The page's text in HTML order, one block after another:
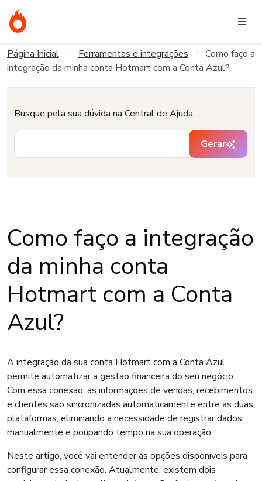
Página Inicial Ferramentas e integrações
Como faço a
integração da minha conta Hotmart com a Conta Azul?
Busque pela sua dúvida na Central de Ajuda
Gerar
Como faço a integração
da minha conta
Hotmart com a Conta
Azul?
A integração da sua conta Hotmart com a Conta Azul
permite automatizar a gestão financeira do seu negócio.
Com essa conexão, as informações de vendas, recebimentos
e clientes são sincronizadas automaticamente entre as duas
plataformas, eliminando a necessidade de registrar dados
manualmente e poupando tempo na sua operação.
Neste artigo, você vai entender as opções disponíveis para
configurar essa conexão. Atualmente, existem dois